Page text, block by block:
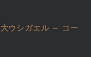
ウシガエル ～ コー